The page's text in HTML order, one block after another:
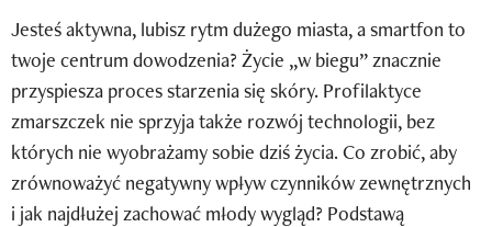
Mój profil / Zarejestruj się
Jesteś aktywna, lubisz rytm dużego miasta, a smartfon to
twoje centrum dowodzenia? Życie „w biegu” znacznie
przyspiesza proces starzenia się skóry. Profilaktyce
zmarszczek nie sprzyja także rozwój technologii, bez
których nie wyobrażamy sobie dziś życia. Co zrobić, aby
zrównoważyć negatywny wpływ czynników zewnętrznych
i jak najdłużej zachować młody wygląd? Podstawą